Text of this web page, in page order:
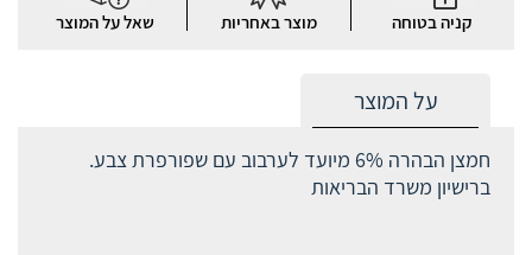
קניה בטוחה מוצר באחריות שאל על המוצר
על המוצר
חמצן הבהרה 6% מיועד לערבוב עם שפורפרת צבע.
ברישיון משרד הבריאות